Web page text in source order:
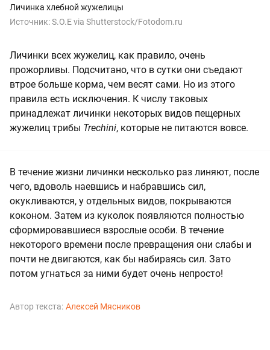
Личинка хлебной жужелицы
Источник:S.O.E via Shutterstock/Fotodom.ru
Личинки всех жужелиц, как правило, очень
прожорливы. Подсчитано, что в сутки они съедают
втрое больше корма, чем весят сами. Но из этого
правила есть исключения. К числу таковых
принадлежат личинки некоторых видов пещерных
жужелиц трибы Trechini, которые не питаются вовсе.
В течение жизни личинки несколько раз линяют, после
чего, вдоволь наевшись и набравшись сил,
окукливаются, у отдельных видов, покрываются
коконом. Затем из куколок появляются полностью
сформировавшиеся взрослые особи. В течение
некоторого времени после превращения они слабы и
почти не двигаются, как бы набираясь сил. Зато
потом угнаться за ними будет очень непросто!
Автор текста: Алексей Мясников